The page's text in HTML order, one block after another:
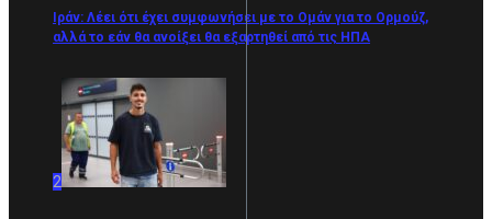
Ιράν: Λέει ότι έχει συμφωνήσει με το Ομάν για το Ορμούζ,
αλλά το εάν θα ανοίξει θα εξαρτηθεί από τις ΗΠΑ
2